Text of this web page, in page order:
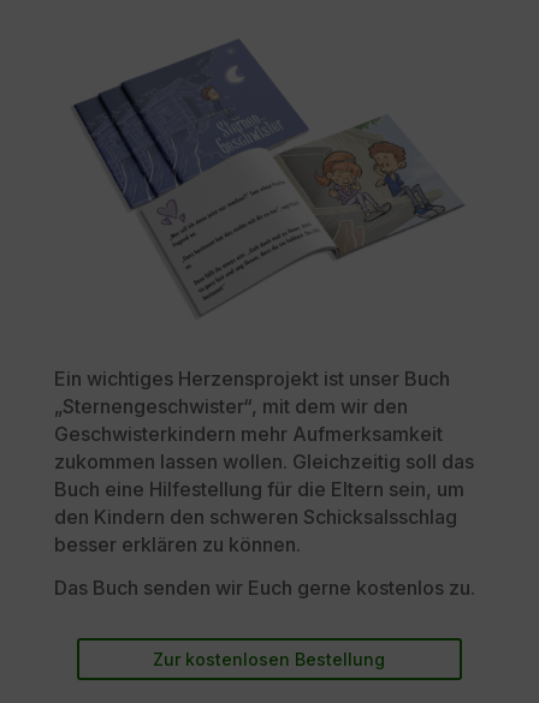
Ein wichtiges Herzensprojekt ist unser Buch
„Sternengeschwister“, mit dem wir den
Geschwisterkindern mehr Aufmerksamkeit
zukommen lassen wollen. Gleichzeitig soll das
Buch eine Hilfestellung für die Eltern sein, um
den Kindern den schweren Schicksalsschlag
besser erklären zu können.
Das Buch senden wir Euch gerne kostenlos zu.
Zur kostenlosen Bestellung